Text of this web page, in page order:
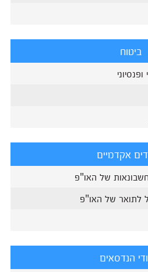
ביטוח
אקדמיים
חשבונאות של האו"פ
לתואר של האו"פ
הנדסאים